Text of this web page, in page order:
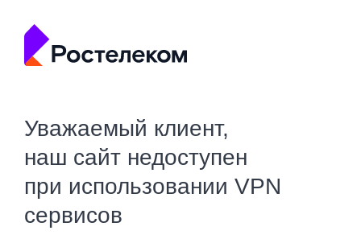
Уважаемый клиент,
наш сайт недоступен
при использовании VPN
сервисов